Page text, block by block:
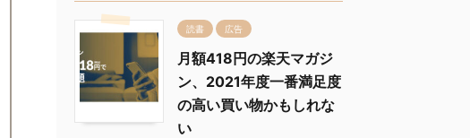
読書 広告
月額418円の楽天マガジ
ン、2021年度一番満足度
の高い買い物かもしれな
い